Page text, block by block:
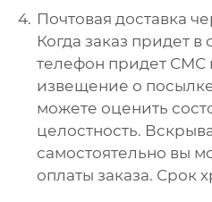
Почтовая доставка
Когда заказ придет
телефон придет СМС
извещение о
можете оценить
целостность.
самостоятельно вы
оплаты заказа. Срок